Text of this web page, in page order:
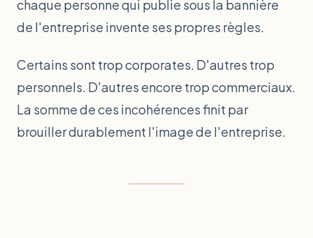
chaque personne qui publie sous la bannière
de l'entreprise invente ses propres règles.
Certains sont trop corporates. D'autres trop
personnels. D'autres encore trop commerciaux.
La somme de ces incohérences finit par
brouiller durablement l'image de l'entreprise.